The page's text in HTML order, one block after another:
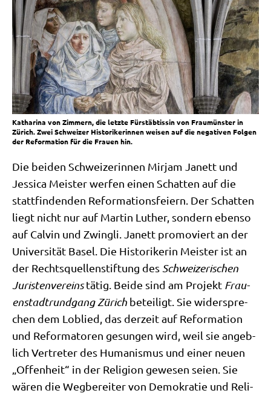
Katharina von Zimmern, die letzte Fürstäbtissin von Fraumünster in
Zürich. Zwei Schweizer Historikerinnen weisen auf die negativen Folgen
der Reformation für die Frauen hin.
Die bei­den Schwei­ze­rin­nen Mir­jam Janett und
Jes­si­ca Mei­ster wer­fen einen Schat­ten auf die
statt­fin­den­den Refor­ma­ti­ons­fei­ern. Der Schat­ten
liegt nicht nur auf Mar­tin Luther, son­dern eben­so
auf Cal­vin und Zwing­li. Janett pro­mo­viert an der
Uni­ver­si­tät Basel. Die Histo­ri­ke­rin Mei­ster ist an
der Rechts­quel­len­stif­tung des Schwei­ze­ri­schen
Juri­sten­ver­einstätig. Bei­de sind am Pro­jekt Frau­
en­stadt­rund­gang Zürich betei­ligt. Sie wider­spre­
chen dem Lob­lied, das der­zeit auf Refor­ma­ti­on
und Refor­ma­to­ren gesun­gen wird, weil sie angeb­
lich Ver­tre­ter des Huma­nis­mus und einer neu­en
„Offen­heit“ in der Reli­gi­on gewe­sen sei­en. Sie
wären die Weg­be­rei­ter von Demo­kra­tie und Reli­